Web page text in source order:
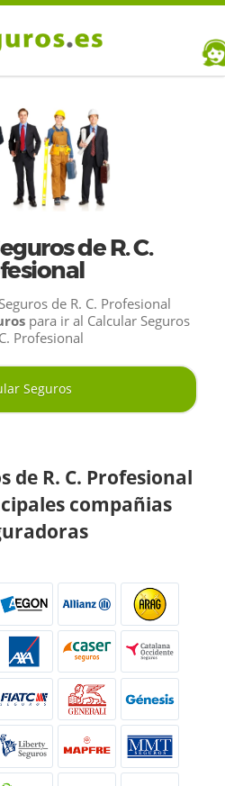
de R. C.
de R. C. Profesional
para ir al Calcular Seguros
Profesional
Seguros
de R. C. Profesional
compañias